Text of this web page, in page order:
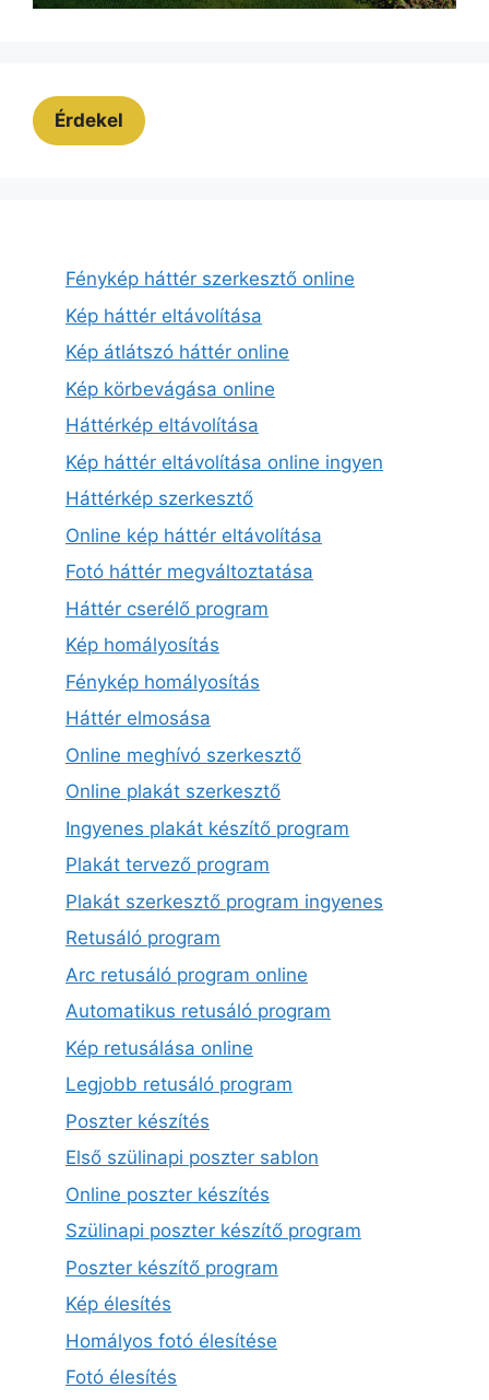
Érdekel
Fénykép háttér szerkesztő online
Kép háttér eltávolítása
Kép átlátszó háttér online
Kép körbevágása online
Háttérkép eltávolítása
Kép háttér eltávolítása online ingyen
Háttérkép szerkesztő
Online kép háttér eltávolítása
Fotó háttér megváltoztatása
Háttér cserélő program
Kép homályosítás
Fénykép homályosítás
Háttér elmosása
Online meghívó szerkesztő
Online plakát szerkesztő
Ingyenes plakát készítő program
Plakát tervező program
Plakát szerkesztő program ingyenes
Retusáló program
Arc retusáló program online
Automatikus retusáló program
Kép retusálása online
Legjobb retusáló program
Poszter készítés
Első szülinapi poszter sablon
Online poszter készítés
Szülinapi poszter készítő program
Poszter készítő program
Kép élesítés
Homályos fotó élesítése
Fotó élesítés